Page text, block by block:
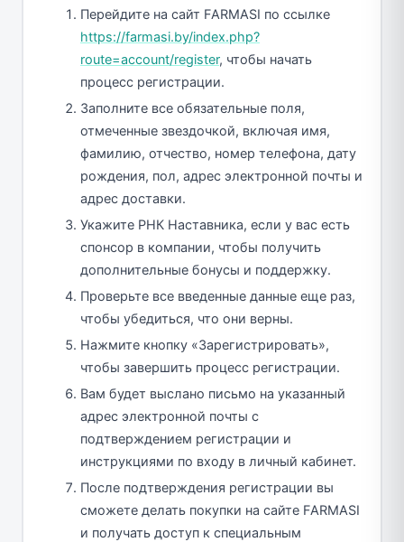
Перейдите на сайт FARMASI по ссылке
https://farmasi.by/index.php?
route=account/register, чтобы начать
процесс регистрации.
Заполните все обязательные поля,
отмеченные звездочкой, включая имя,
фамилию, отчество, номер телефона, дату
рождения, пол, адрес электронной почты и
адрес доставки.
Укажите РНК Наставника, если у вас есть
спонсор в компании, чтобы получить
дополнительные бонусы и поддержку.
Проверьте все введенные данные еще раз,
чтобы убедиться, что они верны.
Нажмите кнопку «Зарегистрировать»,
чтобы завершить процесс регистрации.
Вам будет выслано письмо на указанный
адрес электронной почты с
подтверждением регистрации и
инструкциями по входу в личный кабинет.
После подтверждения регистрации вы
сможете делать покупки на сайте FARMASI
и получать доступ к специальным